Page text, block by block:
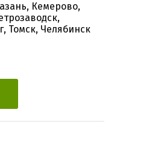
Кемерово,
Томск, Челябинск